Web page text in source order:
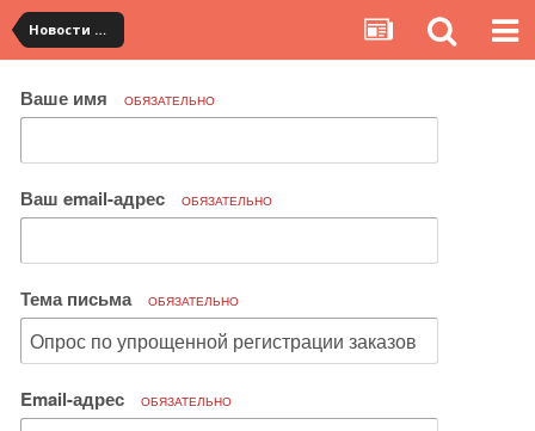
Новости сервиса
Ваше имя ОБЯЗАТЕЛЬНО
Ваш email-адрес ОБЯЗАТЕЛЬНО
Тема письма ОБЯЗАТЕЛЬНО
Email-адрес ОБЯЗАТЕЛЬНО